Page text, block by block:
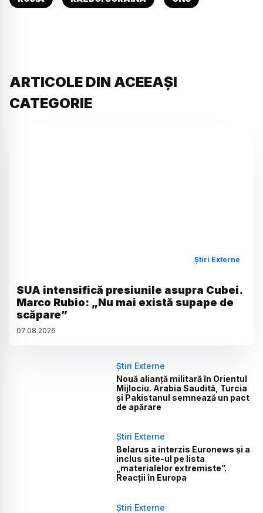
ARTICOLE DIN ACEEAȘI
CATEGORIE
Știri Externe
SUA intensifică presiunile asupra Cubei.
Marco Rubio: „Nu mai există supape de
scăpare”
07.08.2026
Știri Externe
Nouă alianță militară în Orientul
Mijlociu. Arabia Saudită, Turcia
și Pakistanul semnează un pact
de apărare
Știri Externe
Belarus a interzis Euronews și a
inclus site-ul pe lista
„materialelor extremiste”.
Reacții în Europa
Știri Externe